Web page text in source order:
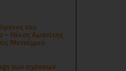
του
Νίκος Αμανίτης
Μεταίχμιο
των σχέσεων